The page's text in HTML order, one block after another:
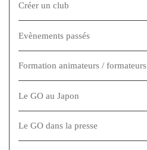
Créer un club
Evènements passés
Formation animateurs / formateurs
Le GO au Japon
Le GO dans la presse